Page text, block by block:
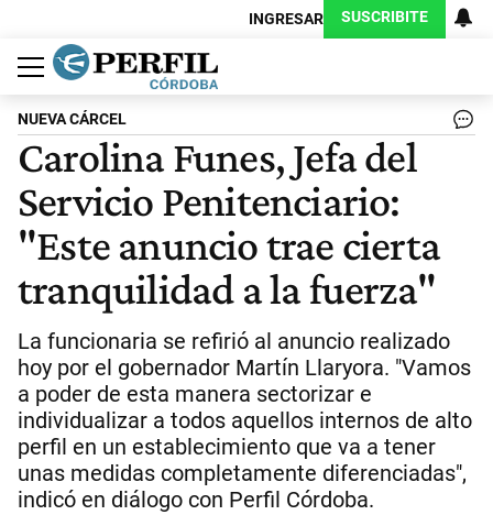
INGRESAR SUSCRIBITE
Política
Economía
Judiciales
Sociedad
Cultura
Espectáculos
Deportes
Protagonistas
NUEVA CÁRCEL
Carolina Funes, Jefa del
Servicio Penitenciario:
"Este anuncio trae cierta
tranquilidad a la fuerza"
La funcionaria se refirió al anuncio realizado
hoy por el gobernador Martín Llaryora. "Vamos
a poder de esta manera sectorizar e
individualizar a todos aquellos internos de alto
perfil en un establecimiento que va a tener
unas medidas completamente diferenciadas",
indicó en diálogo con Perfil Córdoba.